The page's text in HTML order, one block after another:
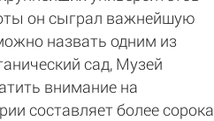
он сыграл важнейшую
назвать одним из
сад, Музей
внимание на
составляет более сорока